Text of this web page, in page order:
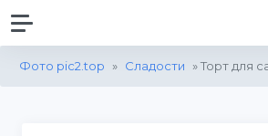
Фото pic2.top » Сладости » Торт для